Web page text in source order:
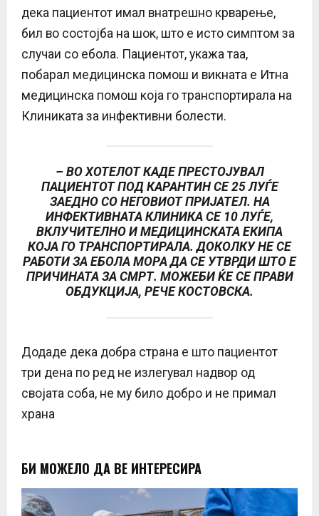
дека пациентот имал внатрешно крварење,
бил во состојба на шок, што е исто симптом за
случаи со ебола. Пациентот, укажа таа,
побарал медицинска помош и викната е Итна
медицинска помош која го транспортирала на
Клиниката за инфективни болести.
– ВО ХОТЕЛОТ КАДЕ ПРЕСТОЈУВАЛ
ПАЦИЕНТОТ ПОД КАРАНТИН СЕ 25 ЛУЃЕ
ЗАЕДНО СО НЕГОВИОТ ПРИЈАТЕЛ. НА
ИНФЕКТИВНАТА КЛИНИКА СЕ 10 ЛУЃЕ,
ВКЛУЧИТЕЛНО И МЕДИЦИНСКАТА ЕКИПА
КОЈА ГО ТРАНСПОРТИРАЛА. ДОКОЛКУ НЕ СЕ
РАБОТИ ЗА ЕБОЛА МОРА ДА СЕ УТВРДИ ШТО Е
ПРИЧИНАТА ЗА СМРТ. МОЖЕБИ ЌЕ СЕ ПРАВИ
ОБДУКЦИЈА, РЕЧЕ КОСТОВСКА.
Додаде дека добра страна е што пациентот
три дена по ред не излегувал надвор од
својата соба, не му било добро и не примал
храна
БИ МОЖЕЛО ДА ВЕ ИНТЕРЕСИРА